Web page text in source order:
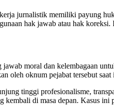
jurnalistik memiliki payung
hak jawab atau hak
moral dan kelembagaan
oleh oknum pejabat tersebut
tinggi profesionalisme,
di masa depan. Kasus